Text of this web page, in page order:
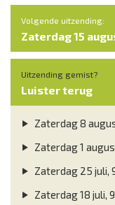
Volgende uitzending:
Zaterdag 15
Uitzending gemist?
Luister terug
Zaterdag 8
Zaterdag 1
Zaterdag 25 juli,
Zaterdag 18 juli,